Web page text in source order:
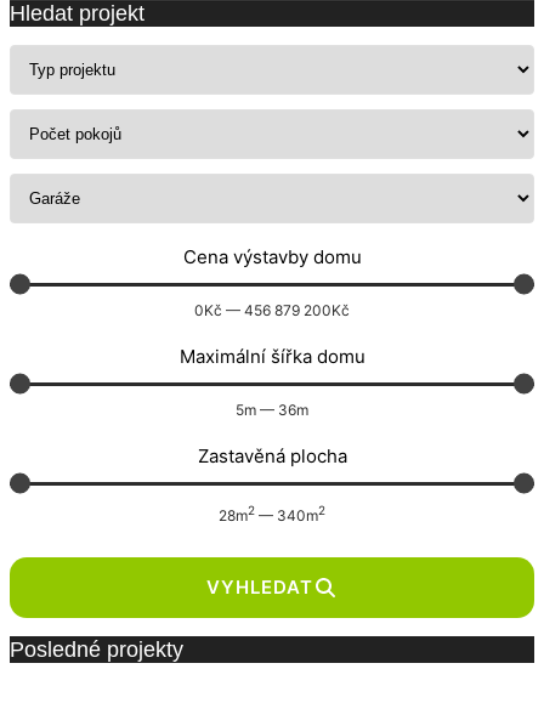
Hledat projekt
Cena výstavby domu
0Kč — 456 879 200Kč
Maximální šířka domu
5m — 36m
Zastavěná plocha
28m2 — 340m2
VYHLEDAT
Posledné projekty